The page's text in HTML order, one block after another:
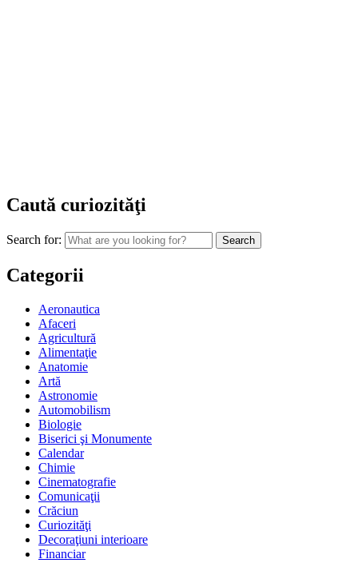
Caută curiozităţi
Search for:
Categorii
Aeronautica
Afaceri
Agricultură
Alimentaţie
Anatomie
Artă
Astronomie
Automobilism
Biologie
Biserici şi Monumente
Calendar
Chimie
Cinematografie
Comunicaţii
Crăciun
Curiozităţi
Decoraţiuni interioare
Financiar